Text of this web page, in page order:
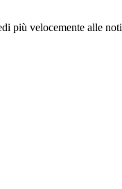
più velocemente alle